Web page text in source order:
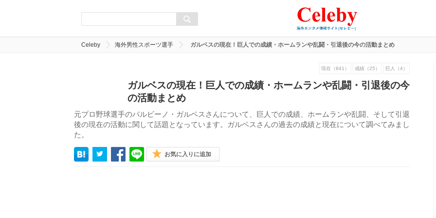
Celeby 海外男性スポーツ選手 ガルベスの現在！巨人での成績・ホームランや乱闘・引退後の今の活動まとめ
現在（841） 成績（25） 巨人（4）
ガルベスの現在！巨人での成績・ホームランや乱闘・引退後の今
の活動まとめ
元プロ野球選手のバルビーノ・ガルベスさんについて、巨人での成績、ホームランや乱闘、そして引退
後の現在の活動に関して話題となっています。ガルベスさんの過去の成績と現在について調べてみまし
た。
お気に入りに追加